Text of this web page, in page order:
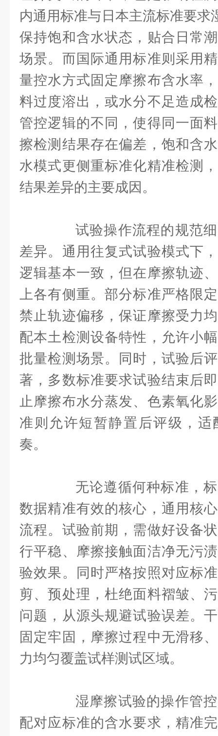
内通用标准与日本主流标准要求
保持饱和含水状态，贴合日常
场景。而国际通用标准则采用
量控水方式固定摩擦布含水率
料过度溶出，或水分不足造成
管控逻辑的不同，使得同一面
擦检测结果存在偏差，饱和含
水模式更侧重标准化精准检测
结果差异的主要成因。
试验操作流程的规范细
差异。通用往复式试验模式下
逻辑基本一致，但在摩擦轨迹
上各有侧重。部分标准严格限
禁止轨迹偏移，保证摩擦受力
配本土检测设备特性，允许小
批量检测场景。同时，试验后
著，多数标准要求试验结束后
止摩擦布水分蒸发、色素氧化
准则允许短暂静置后评级，
奏。
无论遵循何种标准，标
数据精准有效的核心，通用核
流程。试验前期，需做好设备
行平稳、摩擦接触面洁净无污
验效果。同时严格按照对应标
剪、预处理，杜绝面料褶皱、
问题，从源头规避试验误差。
固定牢固，摩擦过程中无滑移
力均匀覆盖试样测试区域。
湿摩擦试验的操作管控
配对应标准的含水要求，精准